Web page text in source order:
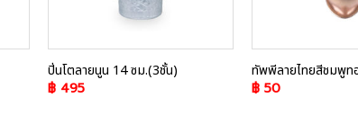
ปิ่นโตลายนูน 14 ซม.(3ชั้น)
฿495
ทัพพีลายไทยสีชมพูท
฿50